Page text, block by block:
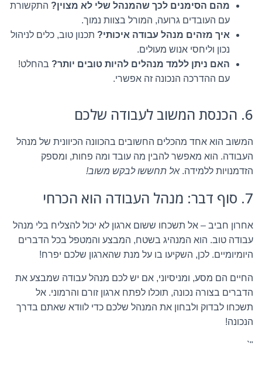
מהם הסימנים לכך שהמנהל שלי לא מצוין? התקשורת
עם העובדים גרועה, המורל בצוות נמוך.
איך מזהים מנהל עבודה איכותי? תכנון טוב, כלים לניהול
נכון וליחסי אנוש מעולים.
האם ניתן ללמד מנהלים להיות טובים יותר? בהחלט!
עם ההדרכה הנכונה זה אפשרי.
6. הכנסת המשוב לעבודה שלכם
המשוב הוא אחד מהכלים החשובים בהכוונה הכיוונית של מנהל
העבודה. הוא מאפשר להבין מה עובד ומה פחות, ומספק
הזדמנויות ללמידה.אל תחששו לבקש משוב!
7. סוף דבר: מנהל העבודה הוא הכרחי
אחרון חביב – אל תשכחו ששום ארגון לא יכול להצליח בלי מנהל
עבודה טוב. הוא המנהיג בשטח, המבצע והמטפל בכל הדברים
היומיומיים. לכן, השקיעו בו על מנת שהארגון שלכם יפרח!
החיים הם מסע, ומניסיוני, אם יש לכם מנהל עבודה שמבצע את
הדברים בצורה נכונה, תוכלו לפתח ארגון זורם והרמוני. אל
תשכחו לבדוק ולבחון את המנהל שלכם כדי לוודא שאתם בדרך
הנכונה!
"`